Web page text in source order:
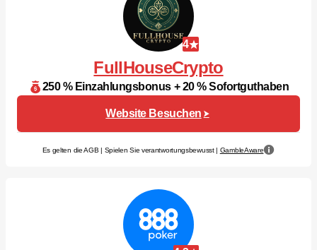
4
FullHouseCrypto
250 % Einzahlungsbonus + 20 % Sofortguthaben
Website Besuchen
Es gelten die AGB | Spielen Sie verantwortungsbewusst | GambleAware